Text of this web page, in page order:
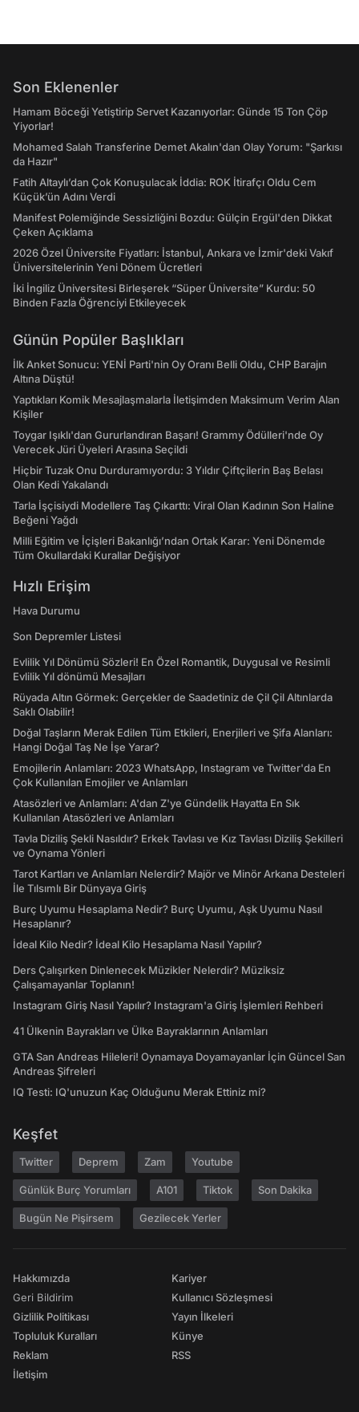
Son Eklenenler
Hamam Böceği Yetiştirip Servet Kazanıyorlar: Günde 15 Ton Çöp
Yiyorlar!
Mohamed Salah Transferine Demet Akalın'dan Olay Yorum: "Şarkısı
da Hazır"
Fatih Altaylı’dan Çok Konuşulacak İddia: ROK İtirafçı Oldu Cem
Küçük’ün Adını Verdi
Manifest Polemiğinde Sessizliğini Bozdu: Gülçin Ergül'den Dikkat
Çeken Açıklama
2026 Özel Üniversite Fiyatları: İstanbul, Ankara ve İzmir'deki Vakıf
Üniversitelerinin Yeni Dönem Ücretleri
İki İngiliz Üniversitesi Birleşerek “Süper Üniversite” Kurdu: 50
Binden Fazla Öğrenciyi Etkileyecek
Günün Popüler Başlıkları
İlk Anket Sonucu: YENİ Parti'nin Oy Oranı Belli Oldu, CHP Barajın
Altına Düştü!
Yaptıkları Komik Mesajlaşmalarla İletişimden Maksimum Verim Alan
Kişiler
Toygar Işıklı'dan Gururlandıran Başarı! Grammy Ödülleri'nde Oy
Verecek Jüri Üyeleri Arasına Seçildi
Hiçbir Tuzak Onu Durduramıyordu: 3 Yıldır Çiftçilerin Baş Belası
Olan Kedi Yakalandı
Tarla İşçisiydi Modellere Taş Çıkarttı: Viral Olan Kadının Son Haline
Beğeni Yağdı
Milli Eğitim ve İçişleri Bakanlığı’ndan Ortak Karar: Yeni Dönemde
Tüm Okullardaki Kurallar Değişiyor
Hızlı Erişim
Hava Durumu
Son Depremler Listesi
Evlilik Yıl Dönümü Sözleri! En Özel Romantik, Duygusal ve Resimli
Evlilik Yıl dönümü Mesajları
Rüyada Altın Görmek: Gerçekler de Saadetiniz de Çil Çil Altınlarda
Saklı Olabilir!
Doğal Taşların Merak Edilen Tüm Etkileri, Enerjileri ve Şifa Alanları:
Hangi Doğal Taş Ne İşe Yarar?
Emojilerin Anlamları: 2023 WhatsApp, Instagram ve Twitter'da En
Çok Kullanılan Emojiler ve Anlamları
Atasözleri ve Anlamları: A'dan Z'ye Gündelik Hayatta En Sık
Kullanılan Atasözleri ve Anlamları
Tavla Diziliş Şekli Nasıldır? Erkek Tavlası ve Kız Tavlası Diziliş Şekilleri
ve Oynama Yönleri
Tarot Kartları ve Anlamları Nelerdir? Majör ve Minör Arkana Desteleri
İle Tılsımlı Bir Dünyaya Giriş
Burç Uyumu Hesaplama Nedir? Burç Uyumu, Aşk Uyumu Nasıl
Hesaplanır?
İdeal Kilo Nedir? İdeal Kilo Hesaplama Nasıl Yapılır?
Ders Çalışırken Dinlenecek Müzikler Nelerdir? Müziksiz
Çalışamayanlar Toplanın!
Instagram Giriş Nasıl Yapılır? Instagram'a Giriş İşlemleri Rehberi
41 Ülkenin Bayrakları ve Ülke Bayraklarının Anlamları
GTA San Andreas Hileleri! Oynamaya Doyamayanlar İçin Güncel San
Andreas Şifreleri
IQ Testi: IQ'unuzun Kaç Olduğunu Merak Ettiniz mi?
Keşfet
Twitter Deprem Zam Youtube
Günlük Burç Yorumları A101 Tiktok Son Dakika
Bugün Ne Pişirsem Gezilecek Yerler
Hakkımızda
Geri Bildirim
Gizlilik Politikası
Topluluk Kuralları
Reklam
İletişim
Kariyer
Kullanıcı Sözleşmesi
Yayın İlkeleri
Künye
RSS